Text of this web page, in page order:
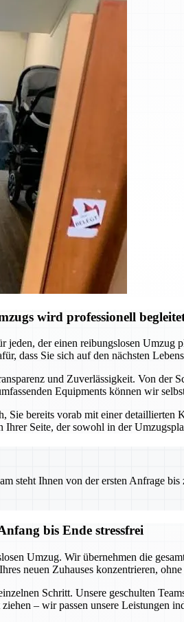
wird professionell
der einen reibungslosen Umzug
dass Sie sich auf den nächsten
und Zuverlässigkeit. Von der
Equipments können wir
bereits vorab mit einer
Seite, der sowohl in der
steht Ihnen von der ersten Anfrage
bis Ende stressfrei
Umzug. Wir übernehmen die
neuen Zuhauses konzentrieren,
Schritt. Unsere geschulten
– wir passen unsere Leistungen